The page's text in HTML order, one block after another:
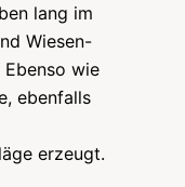
lang im
Wiesen-
wie
ebenfalls
erzeugt.